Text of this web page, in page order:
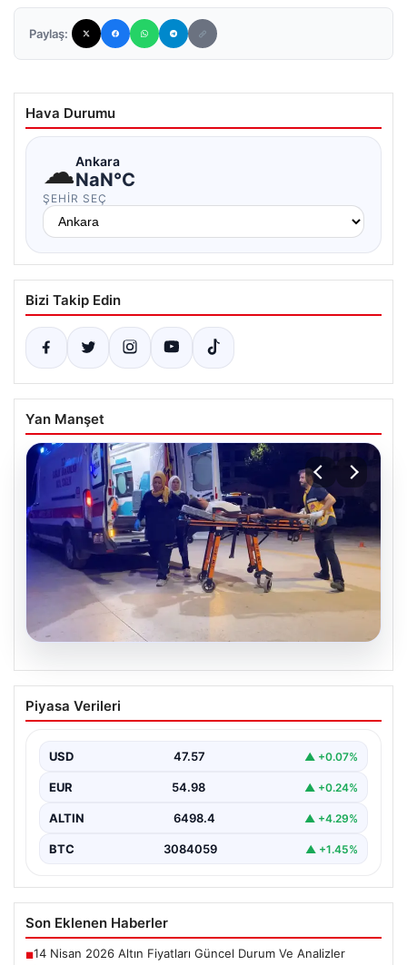
Paylaş:
Hava Durumu
☁Ankara
NaN°C
ŞEHIR SEÇ
Bizi Takip Edin
Yan Manşet
05.08.2026
İnegöl’de motosikletli silahlı saldırı: 19
yaşındaki Eren K. yaralandı
tüfekle ateş açması sonucu 19 yaşındaki Eren…
Piyasa Verileri
USD 47.57 ▲ +0.07%
EUR 54.98 ▲ +0.24%
ALTIN 6498.4 ▲ +4.29%
BTC 3084059 ▲ +1.45%
Son Eklenen Haberler
■14 Nisan 2026 Altın Fiyatları Güncel Durum Ve Analizler